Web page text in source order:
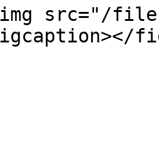
src="/files/